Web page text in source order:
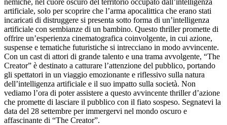
artificiale, solo per scoprire che l’arma apocalittica che erano stati
incaricati di distruggere si presenta sotto forma di un’intelligenza
artificiale con sembianze di un bambino. Questo thriller promette di
offrire un’esperienza cinematografica coinvolgente, in cui azione,
suspense e tematiche futuristiche si intrecciano in modo avvincente.
Con un cast di attori di grande talento e una trama avvolgente, “The
Creator” è destinato a catturare l’attenzione del pubblico, portando
gli spettatori in un viaggio emozionante e riflessivo sulla natura
dell’intelligenza artificiale e il suo impatto sulla società. Non
vediamo l’ora di poter assistere a questo avvincente thriller d’azione
che promette di lasciare il pubblico con il fiato sospeso. Segnatevi la
data del 28 settembre per immergervi nel mondo oscuro e
affascinante di “The Creator”.